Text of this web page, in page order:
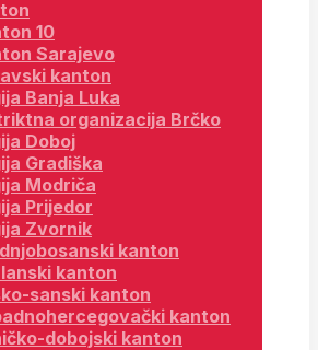
10
Sarajevo
kanton
Banja Luka
organizacija Brčko
Doboj
Gradiška
Modriča
Prijedor
Zvornik
kanton
kanton
sanski kanton
kanton
dobojski kanton